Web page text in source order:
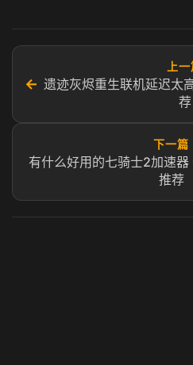
←
上
遗迹灰烬重生联机延迟太
荐
下一篇
有什么好用的七骑士2加速
推荐